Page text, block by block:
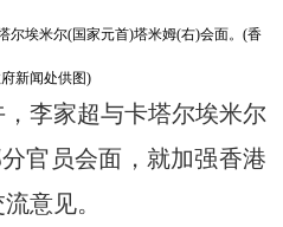
尔埃米尔(国家元首)塔米姆(右)会面。(香
新闻处供图)
李家超与卡塔尔埃米尔
官员会面，就加强香港
意见。